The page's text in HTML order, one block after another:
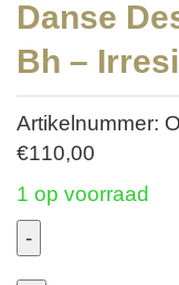
Danse
Bh –
Artikelnummer:
€110,00
1 op voorraad
-